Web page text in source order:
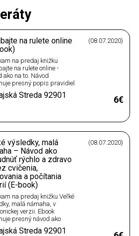
na rulete online
(08.07.2020)
na predaj knižku
na rulete online -
ako na to. Návod
presný popis pravidiel
online rulety, vďaka
sa dá oklamať ruleta.
sa na rulete stále
6€
Streda 92901
výsledky, malá
– Návod ako
rýchlo a zdravo
cvičenia,
a počítania
(E-book)
(08.07.2020)
na predaj knižku Veľké
malá námaha, v
verzii. Ebook
presný návod ako
schudnúť bez veľkej
Netreba cvičiť, netreba
Streda 92901